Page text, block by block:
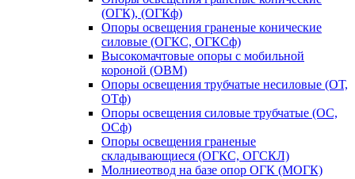
(ОГК), (ОГКф)
Опоры освещения граненые конические
силовые (ОГКС, ОГКСф)
Высокомачтовые опоры с мобильной
короной (ОВМ)
Опоры освещения трубчатые несиловые (ОТ,
ОТф)
Опоры освещения силовые трубчатые (ОС,
ОСф)
Опоры освещения граненые
складывающиеся (ОГКС, ОГСКЛ)
Молниеотвод на базе опор ОГК (МОГК)